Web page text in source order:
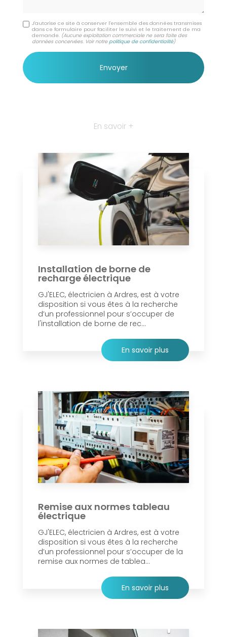
J'autorise ce site à conserver l'ensemble des données transmises
dans ce formulaire pour faciliter le suivi et le traitement de ma
demande. (Aucune exploitation commerciale ne sera faite des
données concervées. Voir notrepolitique de confidentialité)
En savoir +
Installation de borne de
recharge électrique
GJ'ELEC, électricien à Ardres, est à votre
disposition si vous êtes à la recherche
d’un professionnel pour s’occuper de
l'installation de borne de rec...
En savoir plus
Remise aux normes tableau
électrique
GJ'ELEC, électricien à Ardres, est à votre
disposition si vous êtes à la recherche
d’un professionnel pour s’occuper de la
remise aux normes de tablea...
En savoir plus